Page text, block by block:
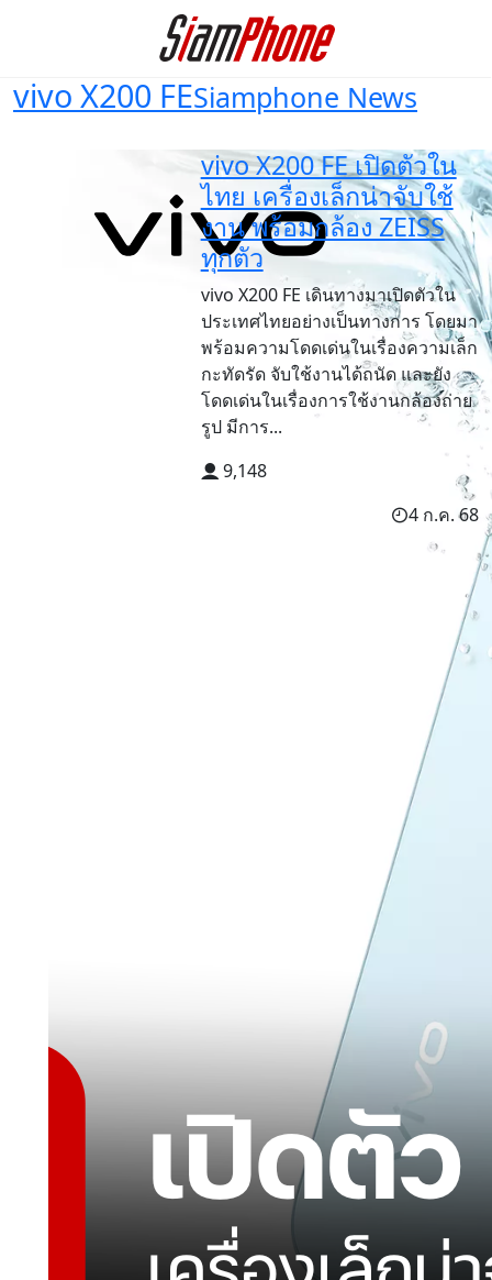
vivo X200 FESiamphone News
vivo X200 FE เปิดตัวใน
ไทย เครื่องเล็กน่าจับใช้
งาน พร้อมกล้อง ZEISS
ทุกตัว
vivo X200 FE เดินทางมาเปิดตัวใน
ประเทศไทยอย่างเป็นทางการ โดยมา
พร้อมความโดดเด่นในเรื่องความเล็ก
กะทัดรัด จับใช้งานได้ถนัด และยัง
โดดเด่นในเรื่องการใช้งานกล้องถ่าย
รูป มีการ...
9,148
4 ก.ค. 68